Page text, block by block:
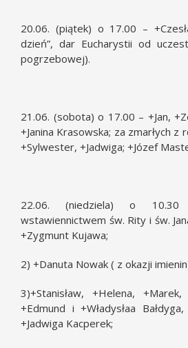
20.06. (piątek) o 17.00 –
dzień”, dar Eucharystii od
pogrzebowej).
21.06. (sobota) o 17.00 – +Jan,
+Janina Krasowska; za zmarłych z
+Sylwester, +Jadwiga; +Józef
22.06. (niedziela) o
wstawiennictwem św. Rity i św.
+Zygmunt Kujawa;
2) +Danuta Nowak ( z okazji
3)+Stanisław, +Helena,
+Edmund i +Władysłaa
+Jadwiga Kacperek;